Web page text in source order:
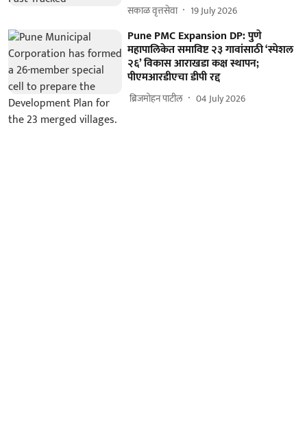
सकाळ वृत्तसेवा 19 July 2026
Pune PMC Expansion DP: पुणे
महापालिकेत समाविष्ट २३ गावांसाठी ‘स्पेशल
२६’ विकास आराखडा कक्ष स्थापन;
पीएमआरडीएचा डीपी रद्द
​ ब्रिजमोहन पाटील 04 July 2026